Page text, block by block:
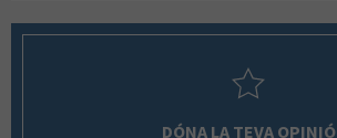
DÓNA LA TEVA OPINIÓ